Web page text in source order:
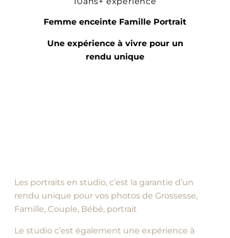
Femme enceinte Famille Portrait
Une expérience à vivre pour un
rendu unique
Les portraits en studio, c’est la garantie d’un
rendu unique pour vos photos de Grossesse,
Famille, Couple, Bébé, portrait
Le studio c’est également une expérience à